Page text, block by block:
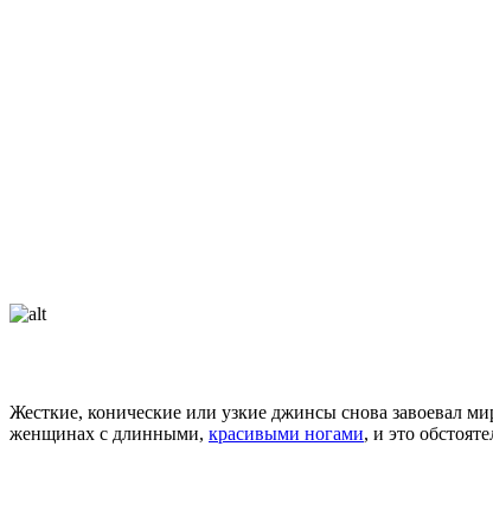
Жесткие, конические или узкие джинсы снова завоевал
женщинах с длинными, красивыми ногами, и это